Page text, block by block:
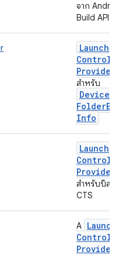
จาก
Build API
Launch
Control
Provider
สำหรับ
Device
Folder
Info
Launch
Control
Provider
สำหรับบิลด์
CTS
A Launch
Control
Provider